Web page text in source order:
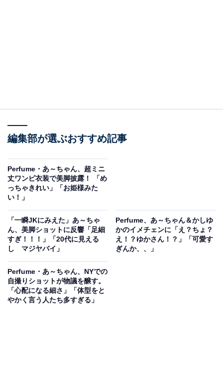
編集部が選ぶおすすめ記事
Perfume・あ～ちゃん、超ミニ
丈ワンピ衣装で美脚披露！ 「め
っちゃきれい」「お姫様みた
い！」
「一瞬JKにみえた」あ～ちゃ
ん、美脚ショットに反響「足細
すぎ！！！」「20代に見える
し マジヤバイ」
Perfume、あ～ちゃん＆かしゆ
かのイメチェンに「え？ちょ？
え！？ゆかさん！？」「可愛す
ぎんか、、」
Perfume・あ～ちゃん、NYでの
自撮りショットが物議を醸す。
「心配になる細さ」「体型をと
やかく言う人たち多すぎる」